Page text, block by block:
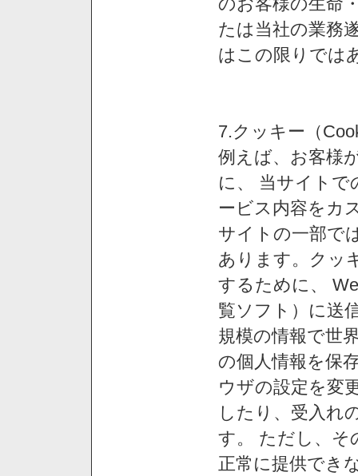
たは当社の業務
はこの限りでは
7.クッキー（
例えば、お客様
に、 当サイトで
ービス内容をカ
サイトの一部で
あります。クッ
するために、
覧ソフト）に送
規模の情報で世
の個人情報を保
ウザの設定を変
したり、受入れ
す。 ただし、そ
正常に提供でき